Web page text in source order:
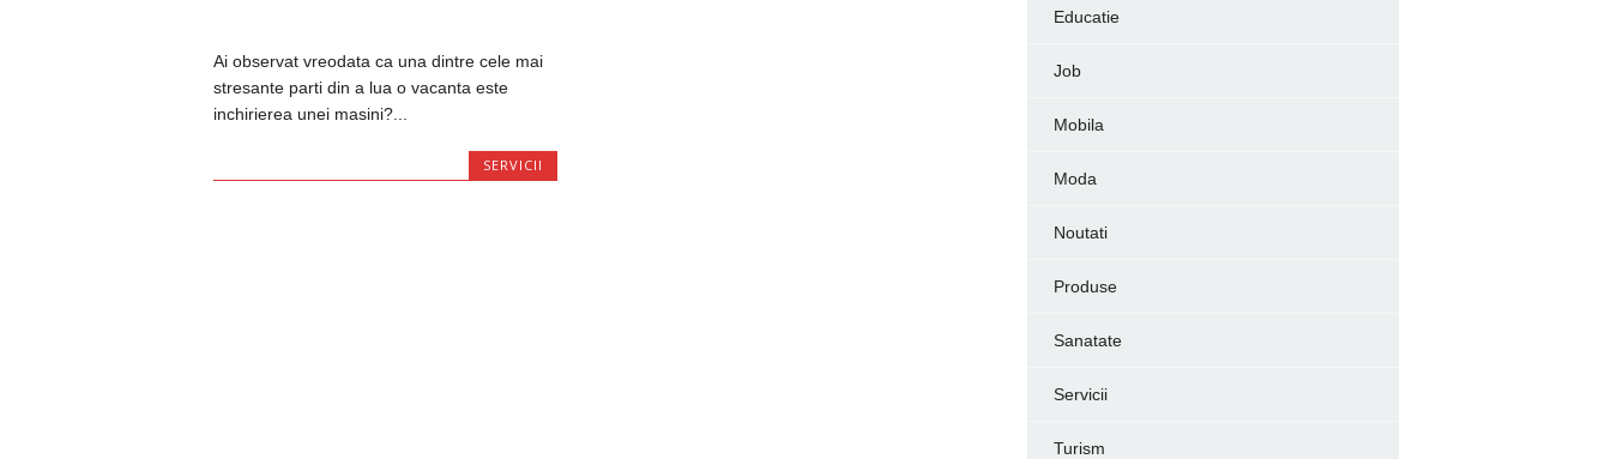
Ai observat vreodata ca una dintre cele mai
stresante parti din a lua o vacanta este
inchirierea unei masini?...
SERVICII
Educatie
Job
Mobila
Moda
Noutati
Produse
Sanatate
Servicii
Turism